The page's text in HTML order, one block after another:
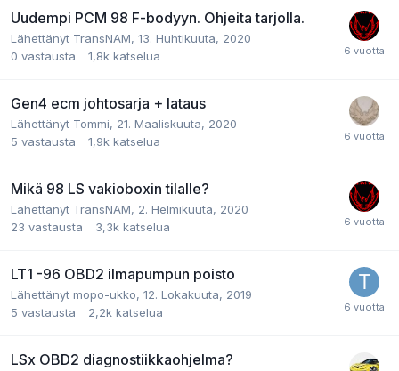
Uudempi PCM 98 F-bodyyn. Ohjeita tarjolla.
Lähettänyt TransNAM, 13. Huhtikuuta, 2020
0 vastausta 1,8k katselua
Gen4 ecm johtosarja + lataus
Lähettänyt Tommi, 21. Maaliskuuta, 2020
5 vastausta 1,9k katselua
Mikä 98 LS vakioboxin tilalle?
Lähettänyt TransNAM, 2. Helmikuuta, 2020
23 vastausta 3,3k katselua
LT1 -96 OBD2 ilmapumpun poisto
Lähettänyt mopo-ukko, 12. Lokakuuta, 2019
5 vastausta 2,2k katselua
LSx OBD2 diagnostiikkaohjelma?